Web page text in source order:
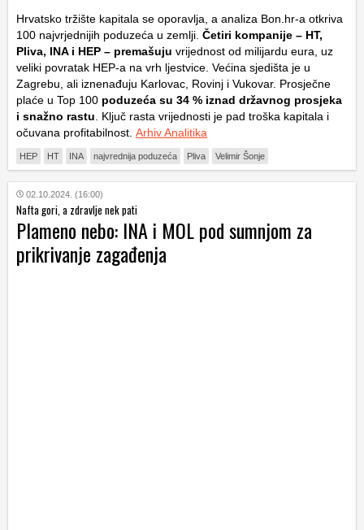
Hrvatsko tržište kapitala se oporavlja, a analiza Bon.hr-a otkriva
100 najvrjednijih poduzeća u zemlji. Četiri kompanije – HT,
Pliva, INA i HEP – premašuju vrijednost od milijardu eura, uz
veliki povratak HEP-a na vrh ljestvice. Većina sjedišta je u
Zagrebu, ali iznenađuju Karlovac, Rovinj i Vukovar. Prosječne
plaće u Top 100 poduzeća su 34 % iznad državnog prosjeka
i snažno rastu . Ključ rasta vrijednosti je pad troška kapitala i
očuvana profitabilnost. Arhiv Analitika
HEP HT INA najvrednija poduzeća Pliva Velimir Šonje
02.10.2024. (16:00)
Nafta gori, a zdravlje nek pati
Plameno nebo: INA i MOL pod sumnjom za
prikrivanje zagađenja